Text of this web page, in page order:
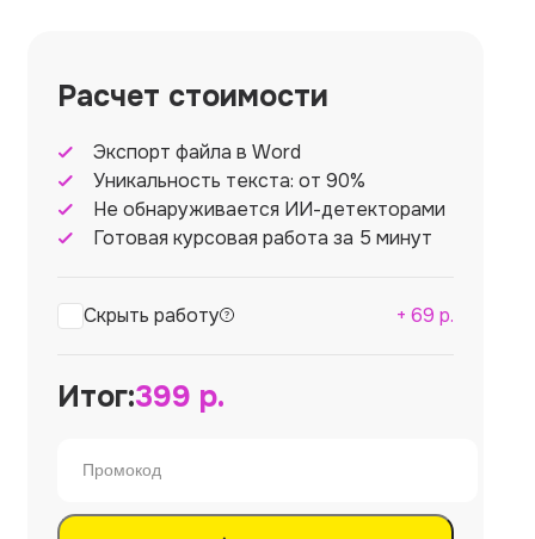
Расчет стоимости
Экспорт файла в Word
Уникальность текста: от 90%
Не обнаруживается ИИ-детекторами
Готовая курсовая работа за 5 минут
Скрыть работу + 69 р.
Итог:399 р.